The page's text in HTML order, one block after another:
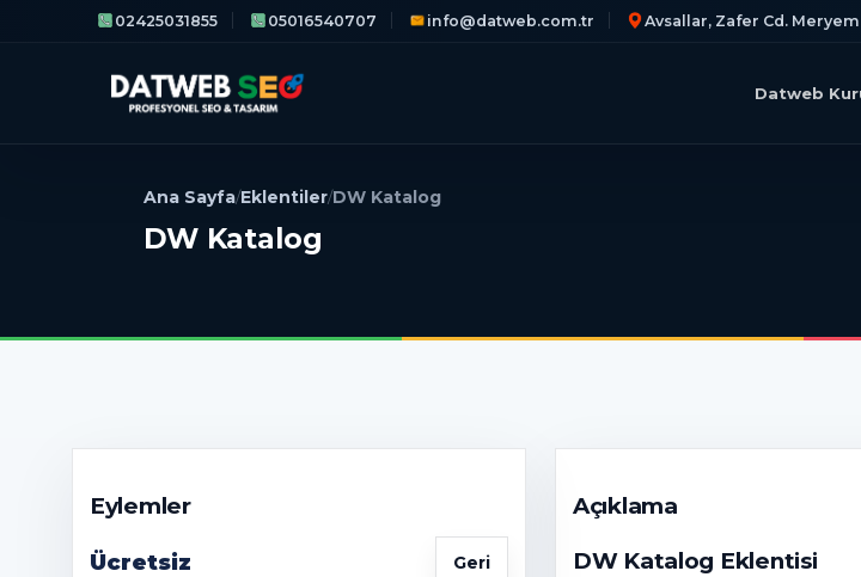
02425031855 05016540707 info@datweb.com.tr
Datweb
Ana Sayfa/Eklentiler/DW Katalog
DW Katalog
Eylemler
Ücretsiz Geri
Açıklama
DW Katalog Eklentisi